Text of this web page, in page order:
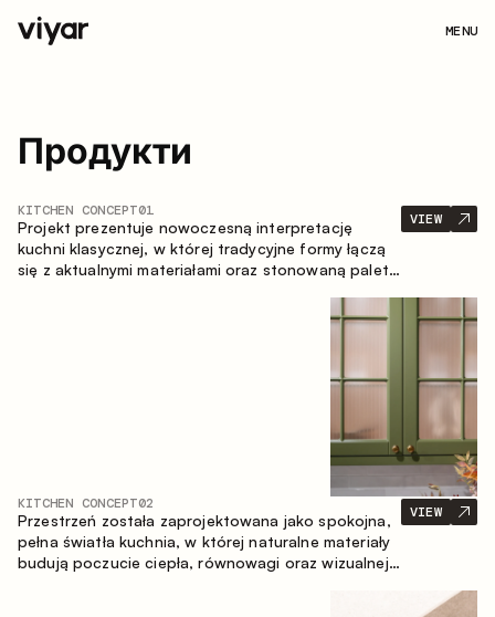
MENU
Продукти
KITCHEN CONCEPT01
Projekt prezentuje nowoczesną interpretację
kuchni klasycznej, w której tradycyjne formy łączą
się z aktualnymi materiałami oraz stonowaną paletą
kompozycja zabudowy tworzy komfortową i
VIEW
KITCHEN CONCEPT02
Przestrzeń została zaprojektowana jako spokojna,
pełna światła kuchnia, w której naturalne materiały
budują poczucie ciepła, równowagi oraz wizualnej
VIEW